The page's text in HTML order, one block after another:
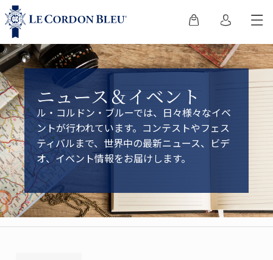
ニュース＆イベント
ル・コルドン・ブルーでは、日々様々なイベ
ントが行われています。コンテストやフェス
ティバルまで、世界中の最新ニュース、ビデ
オ、イベント情報をお届けします。